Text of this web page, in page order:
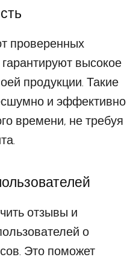
проверенных
высокое
продукции. Такие
и эффективно
времени, не требуя
отзывы и
о
Это поможет